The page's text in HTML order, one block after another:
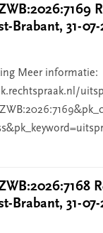
Brabant, 31-
Meer informatie:
Brabant, 31-